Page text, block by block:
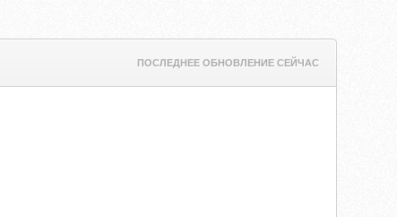
ПОСЛЕДНЕЕ ОБНОВЛЕНИЕ СЕЙЧАС